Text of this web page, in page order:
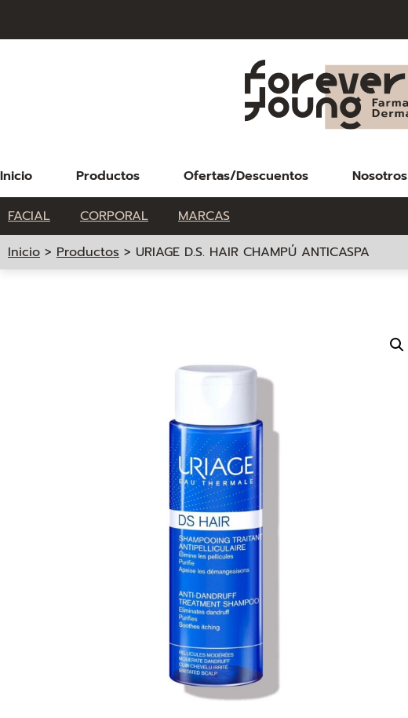
Inicio Productos Ofertas/Descuentos Nosotros
FACIAL CORPORAL
MARCAS
Inicio > Productos > URIAGE D.S. HAIR CHAMPÚ ANTICASPA